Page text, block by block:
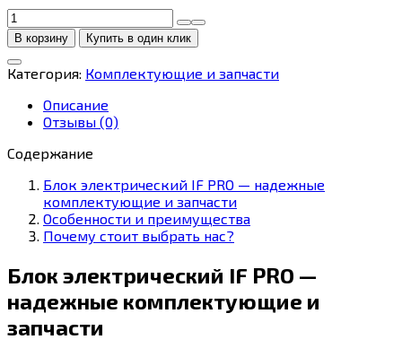
Количество
товара
Блок
электрический
IF
PRO
В корзину Купить в один клик
Категория: Комплектующие и запчасти
Описание
Отзывы (0)
Содержание
Блок электрический IF PRO — надежные
комплектующие и запчасти
Особенности и преимущества
Почему стоит выбрать нас?
Блок электрический IF PRO —
надежные комплектующие и
запчасти